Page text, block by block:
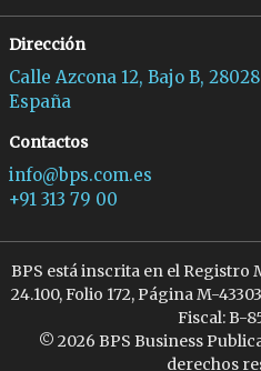
Dirección
Calle Azcona 12, Bajo B,
España
Contactos
info@bps.com.es
+91 313 79 00
BPS está inscrita en el
24.100, Folio 172, Página M-
Fiscal: B-
© 2026 BPS Business
derechos